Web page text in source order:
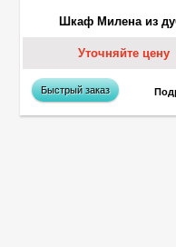
Уточняйте цену
Шкаф Милена из
Быстрый заказ